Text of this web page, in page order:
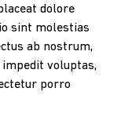
dolore
sint molestias
ab nostrum,
voluptas,
porro